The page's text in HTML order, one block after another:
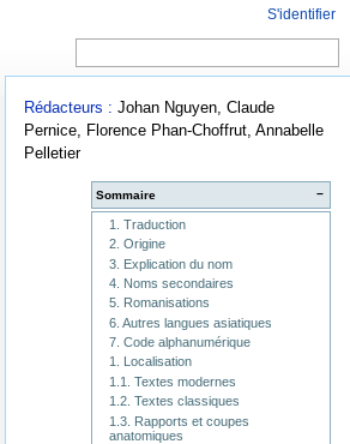
Rédacteurs : Johan Nguyen, Claude
Pernice, Florence Phan-Choffrut, Annabelle
Pelletier
−
Sommaire
1. Traduction
2. Origine
3. Explication du nom
4. Noms secondaires
5. Romanisations
6. Autres langues asiatiques
7. Code alphanumérique
1. Localisation
1.1. Textes modernes
1.2. Textes classiques
1.3. Rapports et coupes
anatomiques
S'identifier